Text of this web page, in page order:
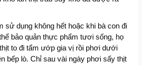
sử dụng không hết hoặc khi bà con đi
bảo quản thực phẩm tươi sống, họ
to đi tẩm ướp gia vị rồi phơi dưới
bếp lò. Chỉ sau vài ngày phơi sấy thịt